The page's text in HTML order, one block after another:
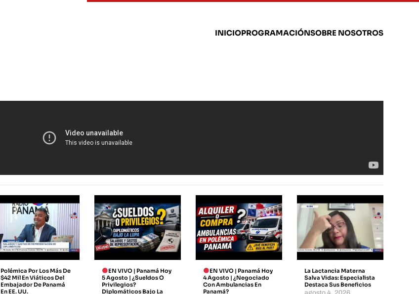
INICIOPROGRAMACIÓNSOBRE NOSOTROS
Polémica Por Los Más De
$42 Mil En Viáticos Del
Embajador De Panamá
En EE. UU.
EN VIVO | Panamá Hoy
5 Agosto | ¿Sueldos O
Privilegios?
Diplomáticos Bajo La
EN VIVO | Panamá Hoy
4 Agosto | ¿Negociado
Con Ambulancias En
Panamá?
La Lactancia Materna
Salva Vidas: Especialista
Destaca Sus Beneficios